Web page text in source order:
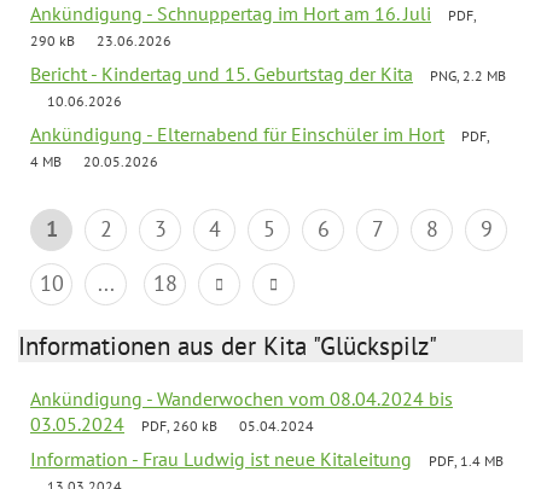
Ankündigung - Schnuppertag im Hort am 16. Juli
PDF,
290 kB
23.06.2026
Bericht - Kindertag und 15. Geburtstag der Kita
PNG, 2.2 MB
10.06.2026
Ankündigung - Elternabend für Einschüler im Hort
PDF,
4 MB
20.05.2026
1 2 3 4 5 6 7 8
9
10
... 18
Informationen aus der Kita "Glückspilz"
Ankündigung - Wanderwochen vom 08.04.2024 bis
03.05.2024
PDF, 260 kB 05.04.2024
Information - Frau Ludwig ist neue Kitaleitung
PDF, 1.4 MB